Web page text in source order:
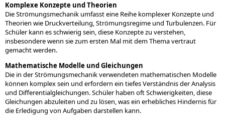
Komplexe Konzepte und Theorien
Die Strömungsmechanik umfasst eine Reihe komplexer Konzepte und
Theorien wie Druckverteilung, Strömungsregime und Turbulenzen. Für
Schüler kann es schwierig sein, diese Konzepte zu verstehen,
insbesondere wenn sie zum ersten Mal mit dem Thema vertraut
gemacht werden.
Mathematische Modelle und Gleichungen
Die in der Strömungsmechanik verwendeten mathematischen Modelle
können komplex sein und erfordern ein tiefes Verständnis der Analysis
und Differentialgleichungen. Schüler haben oft Schwierigkeiten, diese
Gleichungen abzuleiten und zu lösen, was ein erhebliches Hindernis für
die Erledigung von Aufgaben darstellen kann.